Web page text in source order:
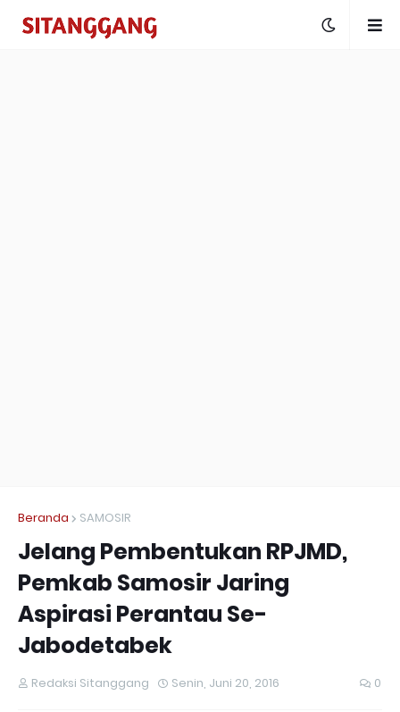
Beranda SAMOSIR
Jelang Pembentukan RPJMD,
Pemkab Samosir Jaring
Aspirasi Perantau Se-
Jabodetabek
Redaksi Sitanggang Senin, Juni 20, 2016 0